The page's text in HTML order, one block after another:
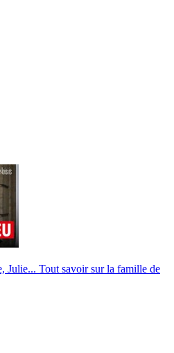
Julie... Tout savoir sur la famille de